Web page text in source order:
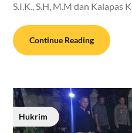
S.I.K., S.H, M.M dan Kalapas
Continue Reading
Hukrim